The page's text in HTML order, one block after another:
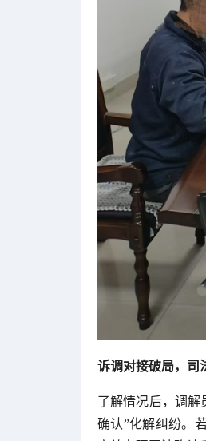
诉调对接破局，司
了解情况后，调解
确认”化解纠纷。